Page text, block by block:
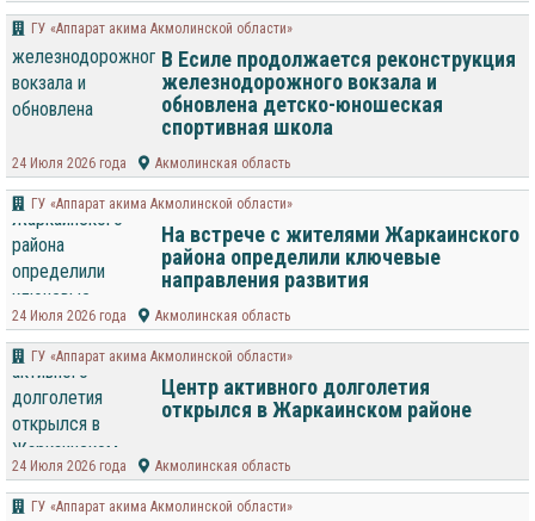
ГУ «Аппарат акима Акмолинской области»
В Есиле продолжается реконструкция
железнодорожного вокзала и
обновлена детско-юношеская
спортивная школа
24 Июля 2026 года Акмолинская область
ГУ «Аппарат акима Акмолинской области»
На встрече с жителями Жаркаинского
района определили ключевые
направления развития
24 Июля 2026 года Акмолинская область
ГУ «Аппарат акима Акмолинской области»
Центр активного долголетия
открылся в Жаркаинском районе
24 Июля 2026 года Акмолинская область
ГУ «Аппарат акима Акмолинской области»